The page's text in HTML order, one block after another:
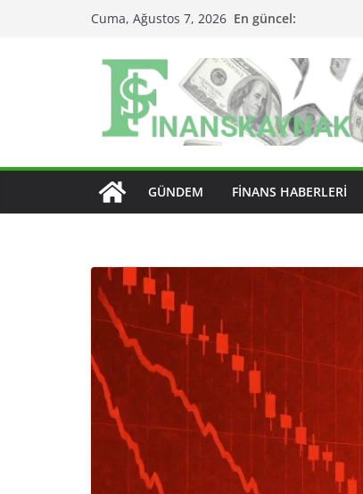
Cuma, Ağustos 7, 2026 En güncel:
GÜNDEM FINANS HABERLERI